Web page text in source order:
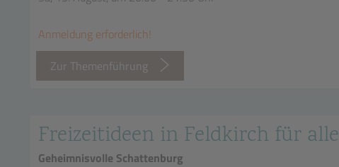
Anmeldung erforderlich!
Zur Themenführung
Freizeitideen in Feldkirch für alle
Geheimnisvolle Schattenburg